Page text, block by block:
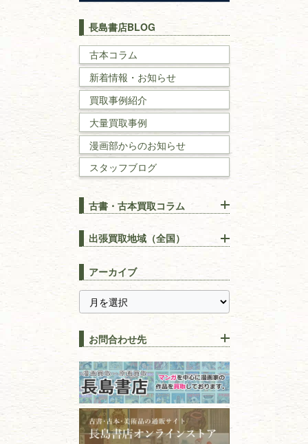
歴史書
世界史・日本史
戦記・戦史
国文学・国語学
理工書
数学書・物理学書
建築書
漢方・鍼灸・東洋医学
易学・占い
スピリチュアル・
全集・
趣味・教養
書道
拓本・法帖・碑帖
篆刻・印譜
長島書店BLOG
古本コラム
新着情報・お知らせ
買取事例紹介
大量買取事例
漫画部からのお知らせ
スタッフブログ
古書・古本買取コラム
りOK！効率的に売る方法
長島書店の便利な買取サービ
ス
【持ち込み買取】店頭で簡単
に古本を売るメリットとは？
上手な売り方のコツを解説
因！適切な管理で長持ちさせ
るコツ
古本は汚れていると買取でき
ない？適切な保管方法とクリ
ーニング！
ISBNコードとは？書籍の識別
番号の意味と役割を解説
出張買取地域（全国）
千葉県
神奈川県
静岡県
山梨県
新潟県
長野県
愛知県
石川県
福井県
福島県
富山県
青森県
岩手県
アーカイブ
お問合わせ先
古本買取専門店 長島書店
〒101-0051
東京都千代田区神田神保町2-5-1